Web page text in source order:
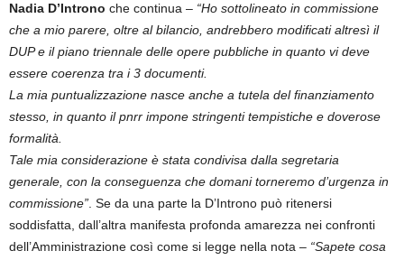
Nadia D’Introno che continua – “Ho sottolineato in commissione
che a mio parere, oltre al bilancio, andrebbero modificati altresì il
DUP e il piano triennale delle opere pubbliche in quanto vi deve
essere coerenza tra i 3 documenti.
La mia puntualizzazione nasce anche a tutela del finanziamento
stesso, in quanto il pnrr impone stringenti tempistiche e doverose
formalità.
Tale mia considerazione è stata condivisa dalla segretaria
generale, con la conseguenza che domani torneremo d’urgenza in
commissione”. Se da una parte la D’Introno può ritenersi
soddisfatta, dall’altra manifesta profonda amarezza nei confronti
dell’Amministrazione così come si legge nella nota – “Sapete cosa